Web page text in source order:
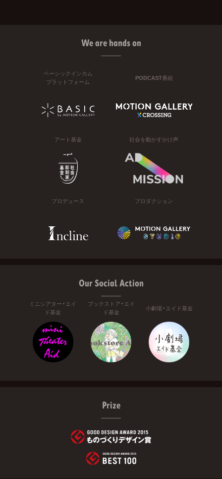
We are hands on
ベーシックインカム
プラットフォーム
PODCAST番組
アート基金 社会を動かすかけ声
プロデュース プロダクション
Our Social Action
ミニシアター・エイ
ド基金
ブックストア・エイ
ド基金
小劇場・エイド基金
Prize